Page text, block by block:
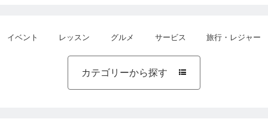
イベント レッスン グルメ サービス 旅行・レジャー
カテゴリーから探す 